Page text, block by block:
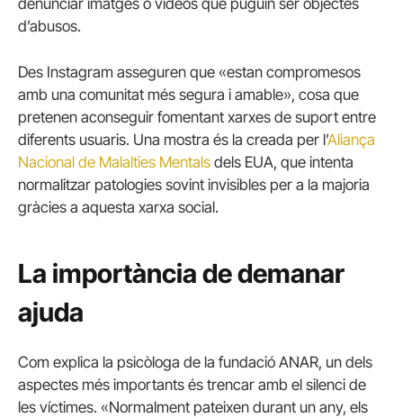
denunciar imatges o vídeos que puguin ser objectes
d’abusos.
Des Instagram asseguren que «estan compromesos
amb una comunitat més segura i amable», cosa que
pretenen aconseguir fomentant xarxes de suport entre
diferents usuaris. Una mostra és la creada per l’Aliança
Nacional de Malalties Mentals dels EUA, que intenta
normalitzar patologies sovint invisibles per a la majoria
gràcies a aquesta xarxa social.
La importància de demanar
ajuda
Com explica la psicòloga de la fundació ANAR, un dels
aspectes més importants és trencar amb el silenci de
les víctimes. «Normalment pateixen durant un any, els